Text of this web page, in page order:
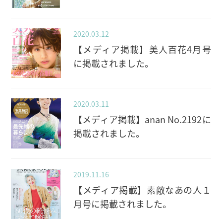
2020.03.12
【メディア掲載】美人百花4月号
に掲載されました。
2020.03.11
【メディア掲載】anan No.2192に
掲載されました。
2019.11.16
【メディア掲載】素敵なあの人１
月号に掲載されました。